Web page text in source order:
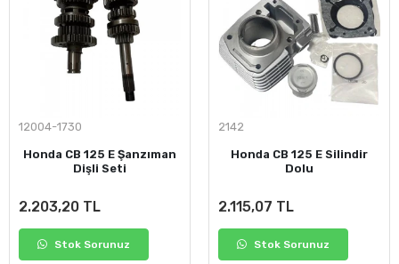
12004-1730
Honda CB 125 E Şanzıman
Dişli Seti
2.203,20 TL
Stok Sorunuz
2142
Honda CB 125 E Silindir
Dolu
2.115,07 TL
Stok Sorunuz